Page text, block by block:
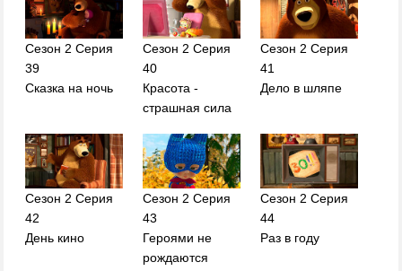
Сезон 2 Серия
39
Сказка на ночь
Сезон 2 Серия
40
Красота -
страшная сила
Сезон 2 Серия
41
Дело в шляпе
Сезон 2 Серия
42
День кино
Сезон 2 Серия
43
Героями не
рождаются
Сезон 2 Серия
44
Раз в году